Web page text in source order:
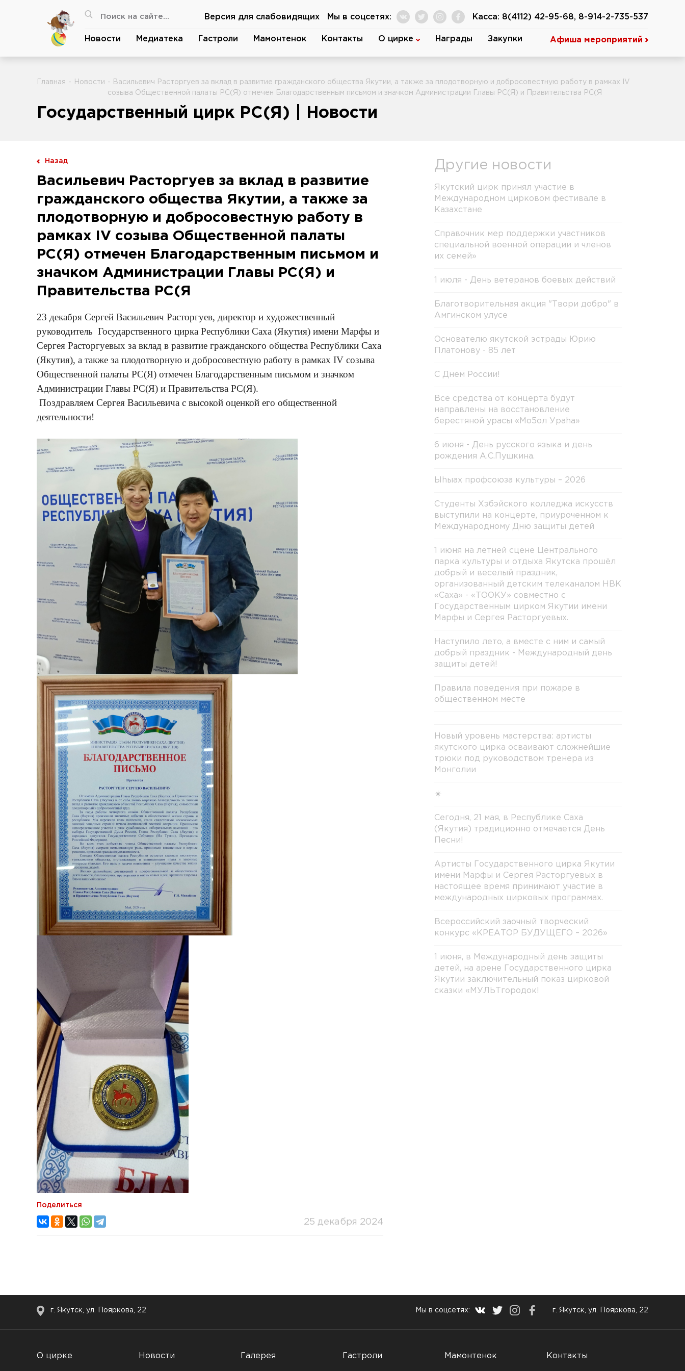
Версия для слабовидящих Мы в соцсетях: Касса: 8(4112) 42-95-68, 8-914-2-735-537
Новости Медиатека Гастроли Мамонтенок Контакты О цирке Награды Закупки Афиша мероприятий
Главная - Новости - Васильевич Расторгуев за вклад в развитие гражданского общества Якутии, а также за плодотворную и добросовестную работу в рамках IV
созыва Общественной палаты РС(Я) отмечен Благодарственным письмом и значком Администрации Главы РС(Я) и Правительства РС(Я
Государственный цирк РС(Я) | Новости
Назад
Васильевич Расторгуев за вклад в развитие
гражданского общества Якутии, а также за
плодотворную и добросовестную работу в
рамках IV созыва Общественной палаты
РС(Я) отмечен Благодарственным письмом и
значком Администрации Главы РС(Я) и
Правительства РС(Я
23 декабря Сергей Васильевич Расторгуев, директор и художественный
руководитель Государственного цирка Республики Саха (Якутия) имени Марфы и
Сергея Расторгуевых за вклад в развитие гражданского общества Республики Саха
(Якутия), а также за плодотворную и добросовестную работу в рамках IV созыва
Общественной палаты РС(Я) отмечен Благодарственным письмом и значком
Администрации Главы РС(Я) и Правительства РС(Я).
Поздравляем Сергея Васильевича с высокой оценкой его общественной
деятельности!
Поделиться
25 декабря 2024
Другие новости
Якутский цирк принял участие в
Международном цирковом фестивале в
Казахстане
Справочник мер поддержки участников
специальной военной операции и членов
их семей»
1 июля - День ветеранов боевых действий
Благотворительная акция "Твори добро" в
Амгинском улусе
Основателю якутской эстрады Юрию
Платонову - 85 лет
С Днем России!
Все средства от концерта будут
направлены на восстановление
берестяной урасы «Мо5ол Ураhа»
6 июня - День русского языка и день
рождения А.С.Пушкина.
Ыhыах профсоюза культуры – 2026
Студенты Хэбэйского колледжа искусств
выступили на концерте, приуроченном к
Международному Дню защиты детей
1 июня на летней сцене Центрального
парка культуры и отдыха Якутска прошёл
добрый и веселый праздник,
организованный детским телеканалом НВК
«Саха» - «ТООКУ» совместно с
Государственным цирком Якутии имени
Марфы и Сергея Расторгуевых.
Наступило лето, а вместе с ним и самый
добрый праздник - Международный день
защиты детей!
Правила поведения при пожаре в
общественном месте
Новый уровень мастерства: артисты
якутского цирка осваивают сложнейшие
трюки под руководством тренера из
Монголии
☀️
Сегодня, 21 мая, в Республике Саха
(Якутия) традиционно отмечается День
Песни!
Артисты Государственного цирка Якутии
имени Марфы и Сергея Расторгуевых в
настоящее время принимают участие в
международных цирковых программах.
Всероссийский заочный творческий
конкурс «КРЕАТОР БУДУЩЕГО – 2026»
1 июня, в Международный день защиты
детей, на арене Государственного цирка
Якутии заключительный показ цирковой
сказки «МУЛЬТгородок!
г. Якутск, ул. Пояркова, 22 Мы в соцсетях: г. Якутск, ул. Пояркова, 22
О цирке Новости Галерея Гастроли Мамонтенок Контакты